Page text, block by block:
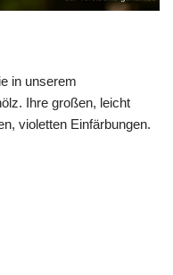
in unserem
Ihre großen, leicht
violetten Einfärbungen.